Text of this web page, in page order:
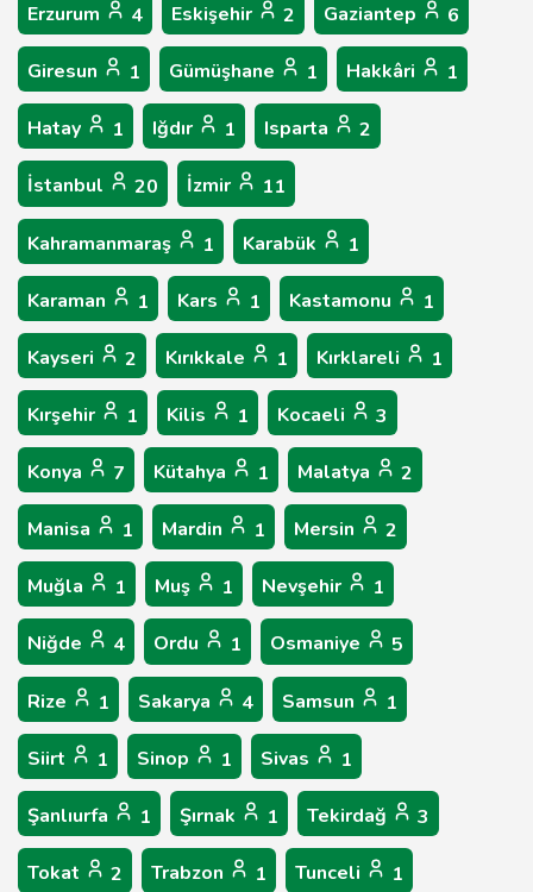
Erzurum 4 Eskişehir 2 Gaziantep 6
Giresun 1 Gümüşhane 1 Hakkâri 1
Hatay 1 Iğdır 1 Isparta 2
İstanbul 20 İzmir 11
Kahramanmaraş 1 Karabük 1
Karaman 1 Kars 1 Kastamonu 1
Kayseri 2 Kırıkkale 1 Kırklareli 1
Kırşehir 1 Kilis 1 Kocaeli 3
Konya 7 Kütahya 1 Malatya 2
Manisa 1 Mardin 1 Mersin 2
Muğla 1 Muş 1 Nevşehir 1
Niğde 4 Ordu 1 Osmaniye 5
Rize 1 Sakarya 4 Samsun 1
Siirt 1 Sinop 1 Sivas 1
Şanlıurfa 1 Şırnak 1 Tekirdağ 3
Tokat 2 Trabzon 1 Tunceli 1